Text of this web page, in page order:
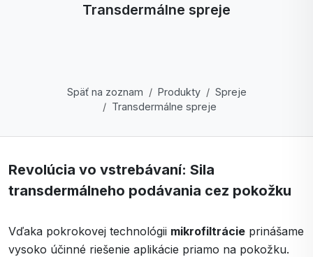
Transdermálne spreje
Späť na zoznam Produkty
Spreje
Transdermálne spreje
Revolúcia vo vstrebávaní: Sila
transdermálneho podávania cez pokožku
Vďaka pokrokovej technológii mikrofiltrácie prinášame
vysoko účinné riešenie aplikácie priamo na pokožku.